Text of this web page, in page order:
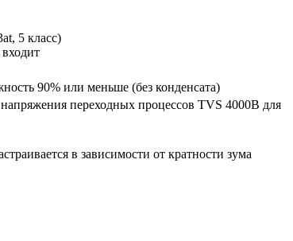
5 класс)
90% или меньше (без конденсата)
переходных процессов TVS 4000B для
в зависимости от кратности зума